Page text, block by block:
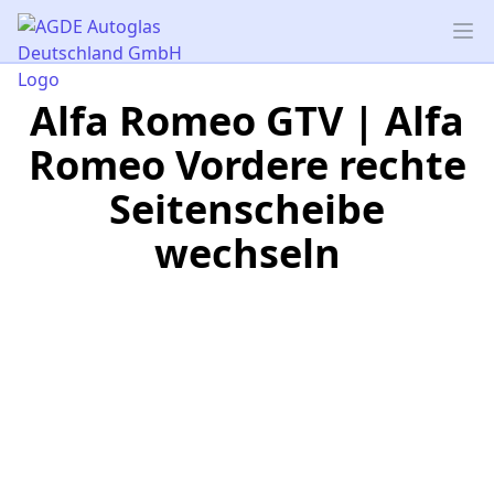
AGDE Autoglas Deutschland GmbH
Alfa Romeo GTV | Alfa
Romeo Vordere rechte
Seitenscheibe
wechseln